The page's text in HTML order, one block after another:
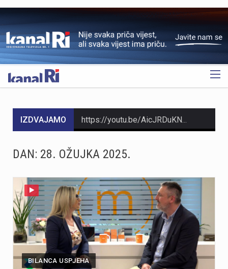
OGLAS
IZDVAJAMO
https://youtu.be/Ms7A82drFtA
DAN: 28. OŽUJKA 2025.
BILANCA USPJEHA